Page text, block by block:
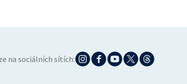
na sociálních sítích: